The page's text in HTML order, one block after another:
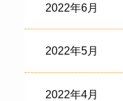
2022年6月
2022年5月
2022年4月